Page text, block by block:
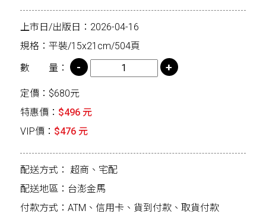
上市日/出版日：2026-04-16
規格：平裝/15x21cm/504頁
數 量：
定價：$680元
特惠價： $496 元
VIP價： $476 元
配送方式： 超商、宅配
配送地區：台澎金馬
付款方式：ATM、信用卡、貨到付款、取貨付款